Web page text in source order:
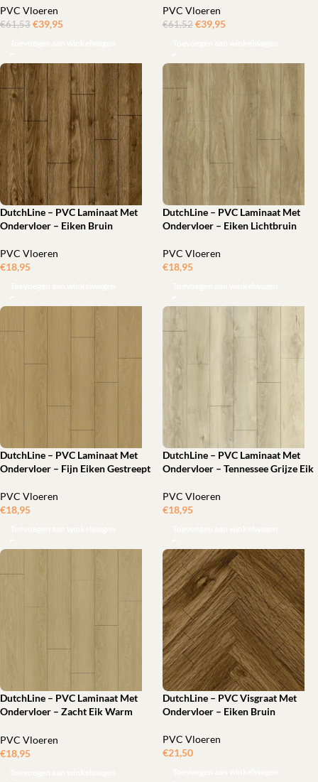
PVC Vloeren
€61,53 €39,95
PVC Vloeren
€61,52 €39,95
DutchLine – PVC Laminaat Met
Ondervloer – Eiken Bruin
PVC Vloeren
€18,95
DutchLine – PVC Laminaat Met
Ondervloer – Eiken Lichtbruin
PVC Vloeren
€18,95
DutchLine – PVC Laminaat Met
Ondervloer – Fijn Eiken Gestreept
PVC Vloeren
€18,95
DutchLine – PVC Laminaat Met
Ondervloer – Tennessee Grijze Eik
PVC Vloeren
€18,95
DutchLine – PVC Laminaat Met
Ondervloer – Zacht Eik Warm
PVC Vloeren
€18,95
DutchLine – PVC Visgraat Met
Ondervloer – Eiken Bruin
PVC Vloeren
€21,50